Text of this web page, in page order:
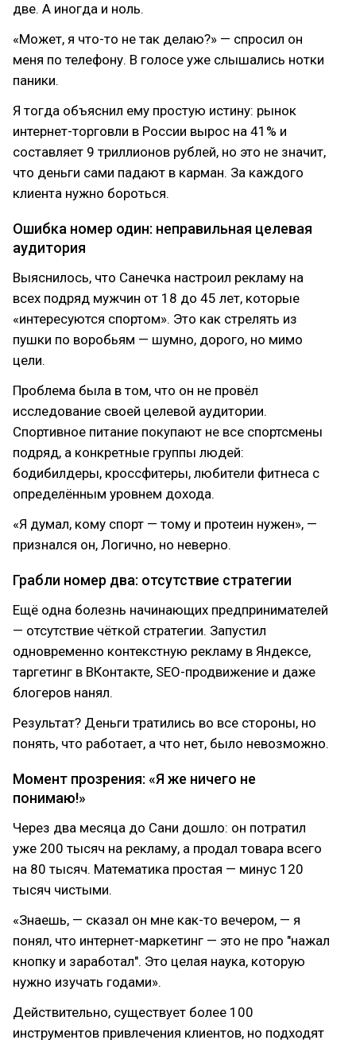
две. А иногда и ноль.
«Может, я что-то не так делаю?» — спросил он
меня по телефону. В голосе уже слышались нотки
паники.
Я тогда объяснил ему простую истину: рынок
интернет-торговли в России вырос на 41% и
составляет 9 триллионов рублей, но это не значит,
что деньги сами падают в карман. За каждого
клиента нужно бороться.
Ошибка номер один: неправильная целевая
аудитория
Выяснилось, что Санечка настроил рекламу на
всех подряд мужчин от 18 до 45 лет, которые
«интересуются спортом». Это как стрелять из
пушки по воробьям — шумно, дорого, но мимо
цели.
Проблема была в том, что он не провёл
исследование своей целевой аудитории.
Спортивное питание покупают не все спортсмены
подряд, а конкретные группы людей:
бодибилдеры, кроссфитеры, любители фитнеса с
определённым уровнем дохода.
«Я думал, кому спорт — тому и протеин нужен», —
признался он, Логично, но неверно.
Грабли номер два: отсутствие стратегии
Ещё одна болезнь начинающих предпринимателей
— отсутствие чёткой стратегии. Запустил
одновременно контекстную рекламу в Яндексе,
таргетинг в ВКонтакте, SEO-продвижение и даже
блогеров нанял.
Результат? Деньги тратились во все стороны, но
понять, что работает, а что нет, было невозможно.
Момент прозрения: «Я же ничего не
понимаю!»
Через два месяца до Сани дошло: он потратил
уже 200 тысяч на рекламу, а продал товара всего
на 80 тысяч. Математика простая — минус 120
тысяч чистыми.
«Знаешь, — сказал он мне как-то вечером, — я
понял, что интернет-маркетинг — это не про "нажал
кнопку и заработал". Это целая наука, которую
нужно изучать годами».
Действительно, существует более 100
инструментов привлечения клиентов, но подходят